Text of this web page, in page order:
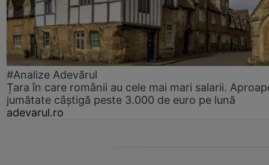
#Analize Adevărul
Țara în care românii au cele mai mari salarii.
jumătate câștigă peste 3.000 de euro pe lună
adevarul.ro